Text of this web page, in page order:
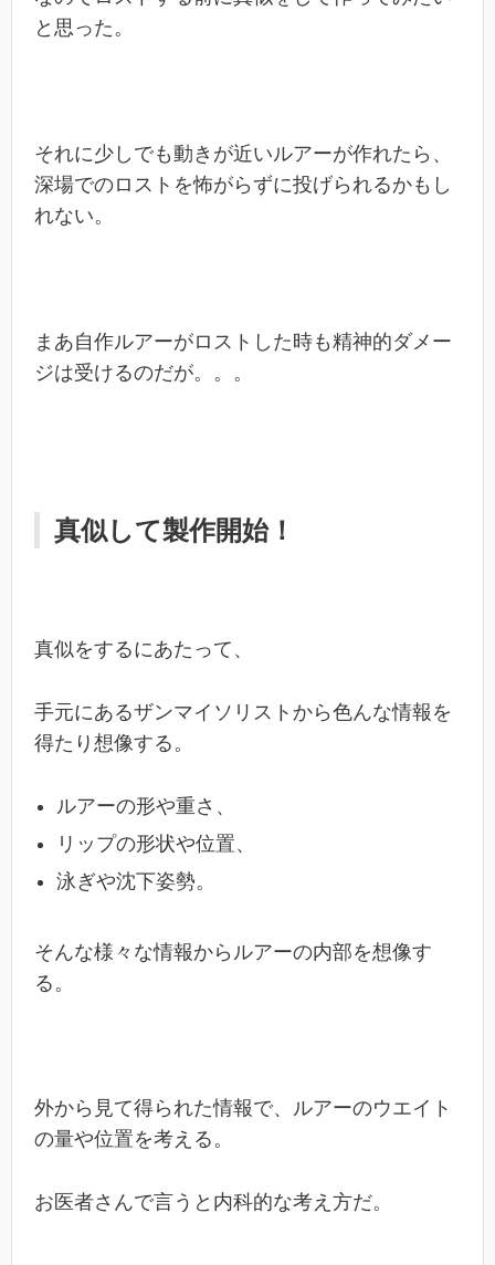
と思った。
それに少しでも動きが近いルアーが作れたら、
深場でのロストを怖がらずに投げられるかもし
れない。
まあ自作ルアーがロストした時も精神的ダメー
ジは受けるのだが。。。
真似して製作開始！
真似をするにあたって、
手元にあるザンマイソリストから色んな情報を
得たり想像する。
ルアーの形や重さ、
リップの形状や位置、
泳ぎや沈下姿勢。
そんな様々な情報からルアーの内部を想像す
る。
外から見て得られた情報で、ルアーのウエイト
の量や位置を考える。
お医者さんで言うと内科的な考え方だ。